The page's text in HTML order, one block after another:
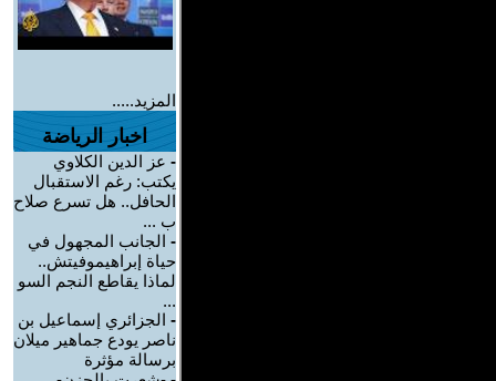
المزيد.....
اخبار الرياضة
- عز الدين الكلاوي
يكتب: رغم الاستقبال
الحافل.. هل تسرع صلاح
ب ...
- الجانب المجهول في
حياة إبراهيموفيتش..
لماذا يقاطع النجم السو
...
- الجزائري إسماعيل بن
ناصر يودع جماهير ميلان
برسالة مؤثرة